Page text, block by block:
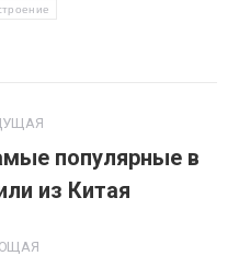
популярные в
из Китая